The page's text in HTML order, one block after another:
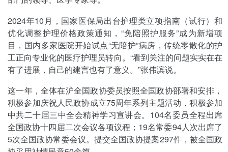
2024年10月，国家医保局出台护理类立项指南（试行）和
优化调整护理价格政策通知，“免陪照护服务”成为新增项
目，国内多家医院开始试点“无陪护”病房，传统零散化的护
工正向专业化的医疗护理员转向。“看到关注的问题实实在在
有了进展，自己的建言也有了意义。”张伟滨说。
这一年，全体在沪全国政协委员按照全国政协部署和安排，
积极参加庆祝人民政协成立75周年系列主题活动，积极参加
中共二十届三中全会精神学习宣讲会。104名委员全程出席
全国政协十四届二次会议各项议程；19名常委94人次出席了
5次全国政协常委会议。提交全国政协提案297件，被全国政